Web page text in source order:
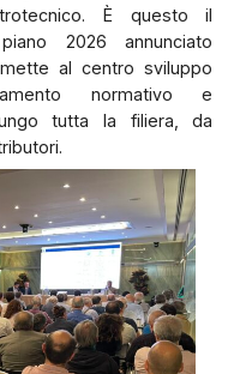
È questo il
2026 annunciato
al centro sviluppo
normativo e
tutta la filiera, da